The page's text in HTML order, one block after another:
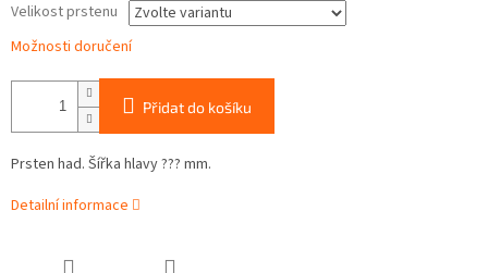
Velikost prstenu
Možnosti doručení
Přidat do košíku
Prsten had. Šířka hlavy ??? mm.
Detailní informace